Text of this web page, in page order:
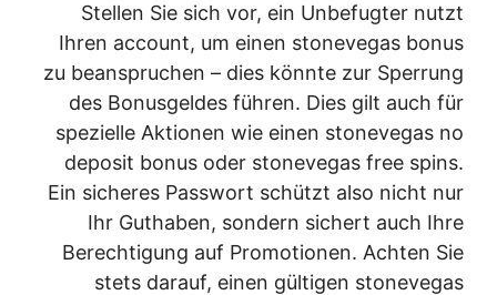
Stellen Sie sich vor, ein Unbefugter nutzt
Ihren account, um einen stonevegas bonus
zu beanspruchen – dies könnte zur Sperrung
des Bonusgeldes führen. Dies gilt auch für
spezielle Aktionen wie einen stonevegas no
deposit bonus oder stonevegas free spins.
Ein sicheres Passwort schützt also nicht nur
Ihr Guthaben, sondern sichert auch Ihre
Berechtigung auf Promotionen. Achten Sie
stets darauf, einen gültigen stonevegas